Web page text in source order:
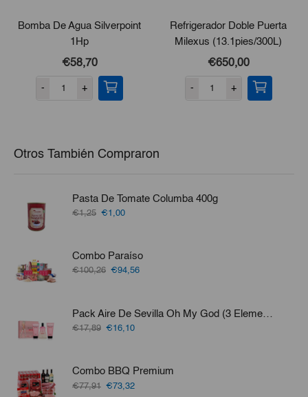
Bomba De Agua Silverpoint
1Hp
€58,70
- +
Refrigerador Doble Puerta
Milexus (13.1pies/300L)
€650,00
- +
Otros También Compraron
Pasta De Tomate Columba 400g
€1,25 El
era:
€1,25.
€1,00El
es:
€1,00.
Combo Paraíso
€100,26 El
€100,26.
€94,56El
€94,56.
Pack Aire De Sevilla Oh My God (3 Elementos)
€17,89 El
era:
€17,89.
€16,10El
es:
€16,10.
Combo BBQ Premium
€77,91 El
€73,32El